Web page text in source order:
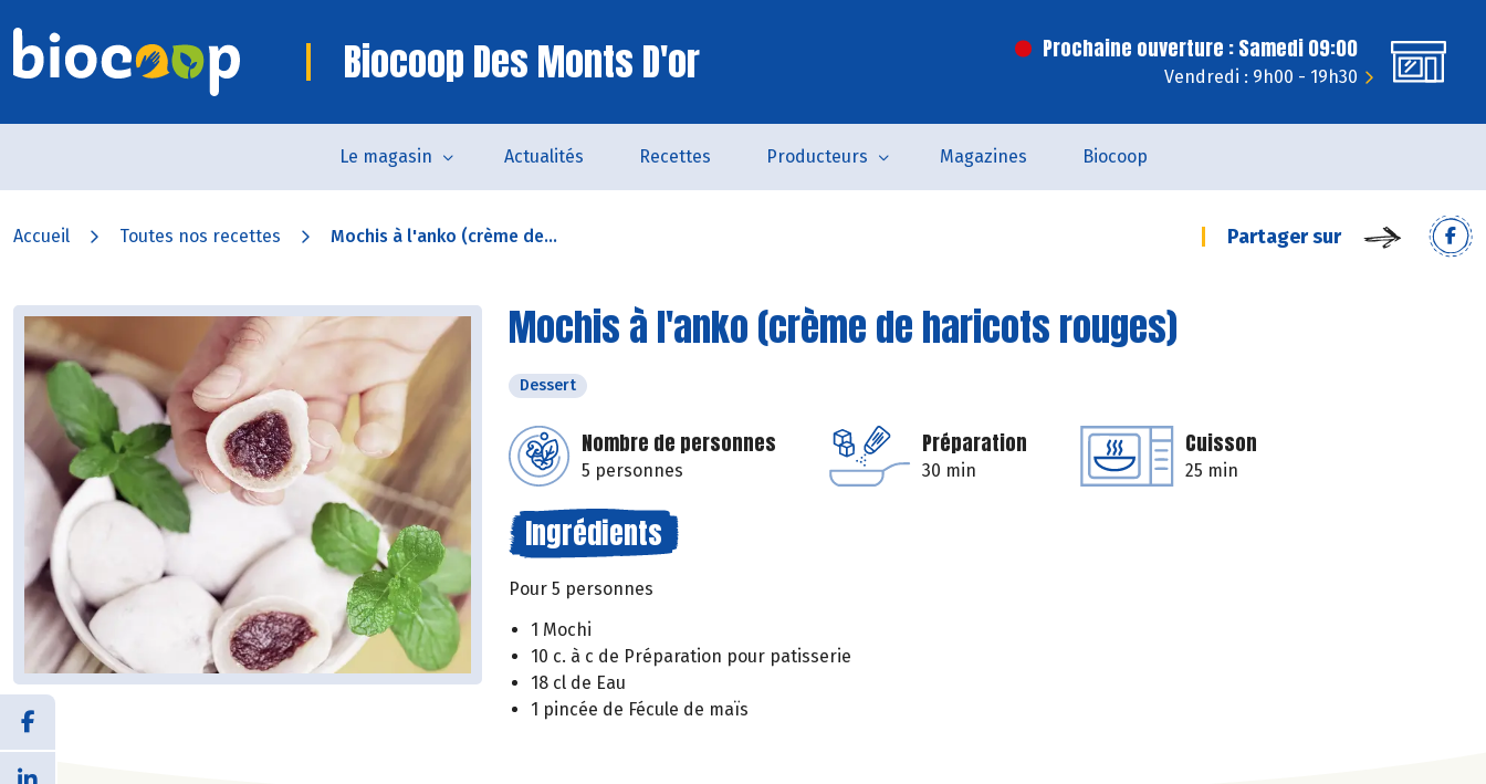
Biocoop Des Monts D'or Prochaine ouverture : Samedi 09:00
Vendredi : 9h00 - 19h30
Le magasin Actualités Recettes Producteurs Magazines Biocoop
Accueil Toutes nos recettes Mochis à l'anko (crème de... Partager sur
Mochis à l'anko (crème de haricots rouges)
Dessert
Nombre de personnes
5 personnes
Préparation
30 min
Cuisson
25 min
Ingrédients
Pour 5 personnes
1 Mochi
10 c. à c de Préparation pour patisserie
18 cl de Eau
1 pincée de Fécule de maïs